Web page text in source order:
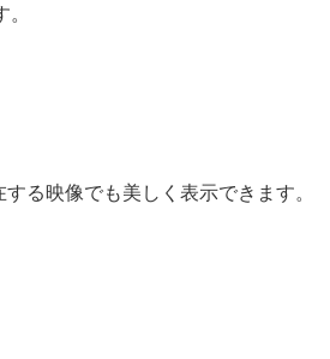
る映像でも美しく表示できます。